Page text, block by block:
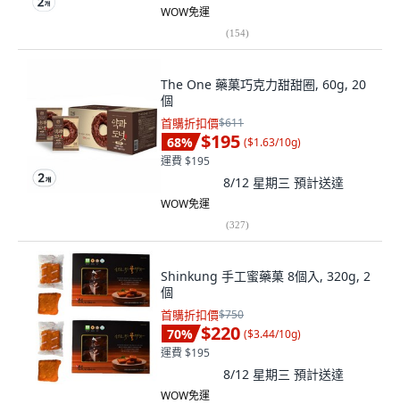
WOW免運
(154)
The One 藥菓巧克力甜甜圈, 60g, 20
個
首購折扣價$611
68% $195 ($1.63/10g)
運費 $195
8/12 星期三 預計送達
WOW免運
(327)
Shinkung 手工蜜藥菓 8個入, 320g, 2
個
首購折扣價$750
70% $220 ($3.44/10g)
運費 $195
8/12 星期三 預計送達
WOW免運